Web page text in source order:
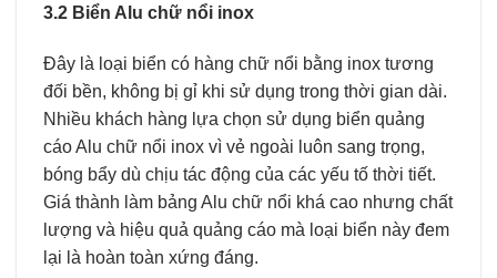
3.2 Biển Alu chữ nổi inox
Đây là loại biển có hàng chữ nổi bằng inox tương
đối bền, không bị gỉ khi sử dụng trong thời gian dài.
Nhiều khách hàng lựa chọn sử dụng biển quảng
cáo Alu chữ nổi inox vì vẻ ngoài luôn sang trọng,
bóng bẩy dù chịu tác động của các yếu tố thời tiết.
Giá thành làm bảng Alu chữ nổi khá cao nhưng chất
lượng và hiệu quả quảng cáo mà loại biển này đem
lại là hoàn toàn xứng đáng.